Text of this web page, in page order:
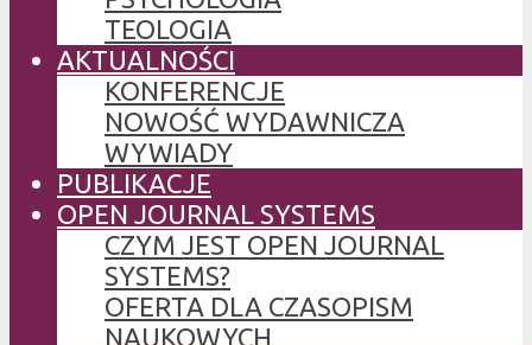
TEOLOGIA
AKTUALNOŚCI
KONFERENCJE
NOWOŚĆ WYDAWNICZA
WYWIADY
PUBLIKACJE
OPEN JOURNAL SYSTEMS
CZYM JEST OPEN JOURNAL
SYSTEMS?
OFERTA DLA CZASOPISM
NAUKOWYCH